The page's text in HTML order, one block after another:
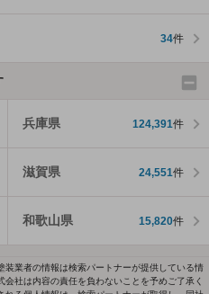
34件
兵庫県 124,391件
滋賀県 24,551件
和歌山県 15,820件
装業者の情報は検索パートナーが提供している情
社は内容の責任を負わないことを予めご了承く